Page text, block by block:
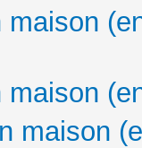
maison